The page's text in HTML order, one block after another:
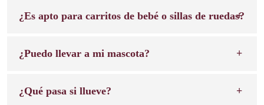
¿Es apto para carritos de bebé o sillas de ruedas?
¿Puedo llevar a mi mascota?
¿Qué pasa si llueve?